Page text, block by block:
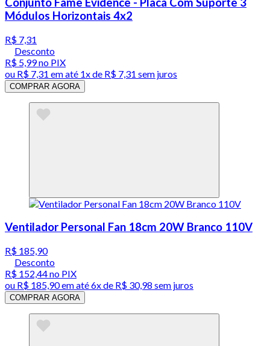
Módulos Horizontais 4x2
R$ 7,31
Desconto
R$ 5,99no PIX
ou R$ 7,31 em até 1x de R$ 7,31 sem juros
COMPRAR AGORA
Ventilador Personal Fan 18cm 20W Branco 110V
R$ 185,90
Desconto
R$ 152,44no PIX
ou R$ 185,90em até6x de R$ 30,98 sem juros
COMPRAR AGORA